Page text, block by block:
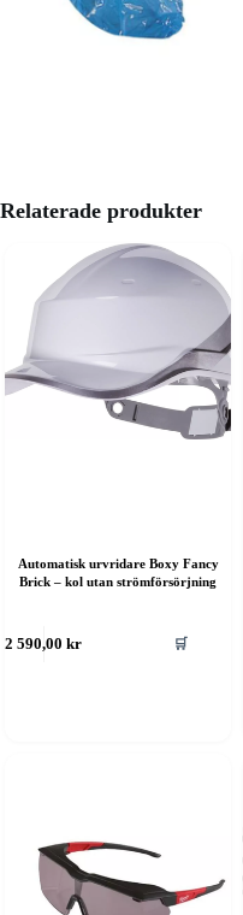
Relaterade produkter
Automatisk urvridare Boxy Fancy
Brick – kol utan strömförsörjning
2 590,00kr 🛒